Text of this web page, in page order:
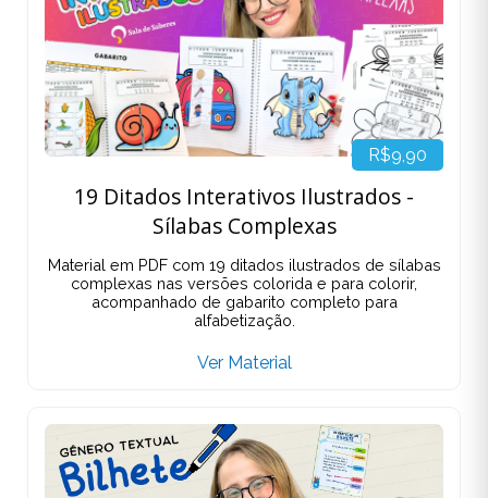
R$9,90
19 Ditados Interativos Ilustrados -
Sílabas Complexas
Material em PDF com 19 ditados ilustrados de sílabas
complexas nas versões colorida e para colorir,
acompanhado de gabarito completo para
alfabetização.
Ver Material